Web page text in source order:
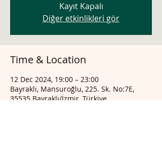
Kayıt Kapalı
Diğer etkinlikleri gör
Time & Location
12 Dec 2024, 19:00 – 23:00
Bayraklı, Mansuroğlu, 225. Sk. No:7E,
35535 Bayraklı/İzmir, Türkiye